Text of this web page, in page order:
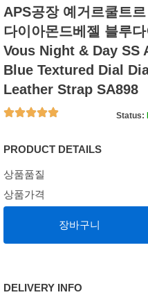
APS공장 예거르쿨트
다이아몬드베젤 블루
Vous Night & Day SS
Blue Textured Dial
Leather Strap SA898
Status:
PRODUCT DETAILS
상품품질
상품가격
장바구니
DELIVERY INFO